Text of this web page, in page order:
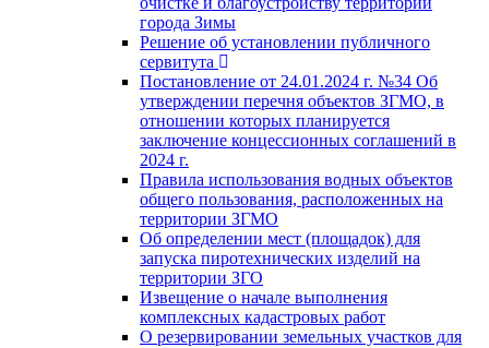
города Зимы
Решение об установлении публичного
сервитута
Постановление от 24.01.2024 г. №34 Об
утверждении перечня объектов ЗГМО, в
отношении которых планируется
заключение концессионных соглашений в
2024 г.
Правила использования водных объектов
общего пользования, расположенных на
территории ЗГМО
Об определении мест (площадок) для
запуска пиротехнических изделий на
территории ЗГО
Извещение о начале выполнения
комплексных кадастровых работ
О резервировании земельных участков для